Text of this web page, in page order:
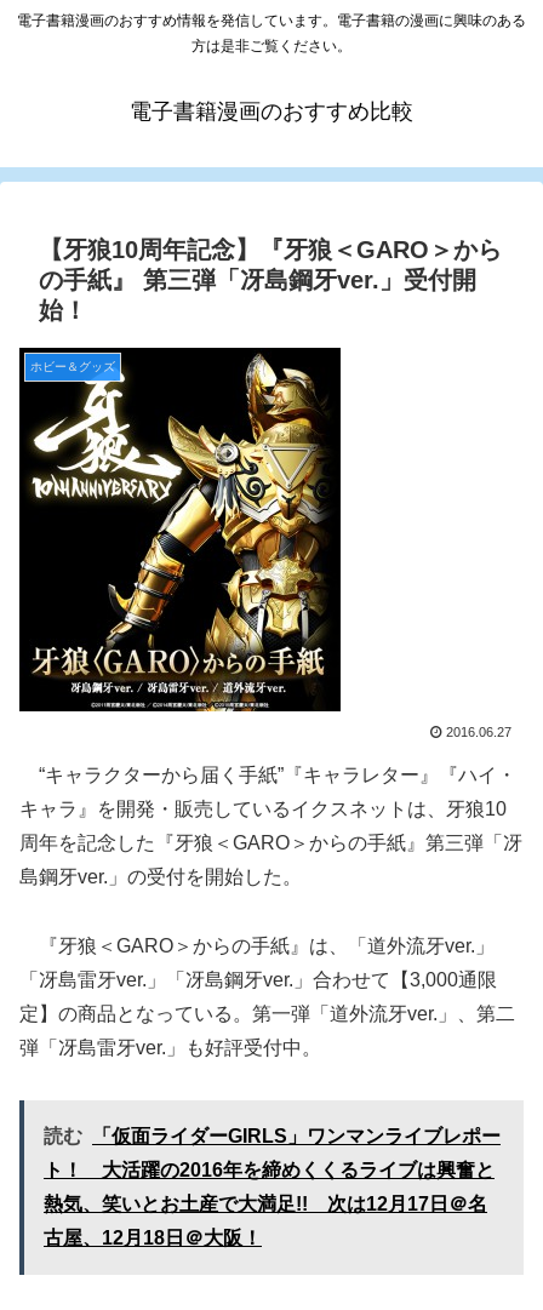
電子書籍漫画のおすすめ情報を発信しています。電子書籍の漫画に興味のある
方は是非ご覧ください。
電子書籍漫画のおすすめ比較
【牙狼10周年記念】『牙狼＜GARO＞から
の手紙』 第三弾「冴島鋼牙ver.」受付開
始！
ホビー＆グッズ
2016.06.27
“キャラクターから届く手紙”『キャラレター』『ハイ・
キャラ』を開発・販売しているイクスネットは、牙狼10
周年を記念した『牙狼＜GARO＞からの手紙』第三弾「冴
島鋼牙ver.」の受付を開始した。
『牙狼＜GARO＞からの手紙』は、「道外流牙ver.」
「冴島雷牙ver.」「冴島鋼牙ver.」合わせて【3,000通限
定】の商品となっている。第一弾「道外流牙ver.」、第二
弾「冴島雷牙ver.」も好評受付中。
読む
「仮面ライダーGIRLS」ワンマンライブレポー
ト！ 大活躍の2016年を締めくくるライブは興奮と
熱気、笑いとお土産で大満足!! 次は12月17日＠名
古屋、12月18日＠大阪！